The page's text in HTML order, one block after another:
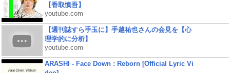
【香取慎吾】
youtube.com
【週刊誌すら手玉に】手越祐也さんの会見を【心
理学的に分析】
youtube.com
ARASHI - Face Down : Reborn [Official Lyric Vi